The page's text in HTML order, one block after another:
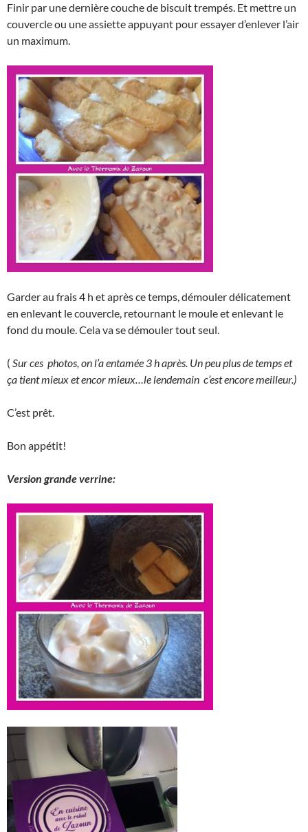
Finir par une dernière couche de biscuit trempés. Et mettre un
couvercle ou une assiette appuyant pour essayer d’enlever l’air
un maximum.
Garder au frais 4 h et après ce temps, démouler délicatement
en enlevant le couvercle, retournant le moule et enlevant le
fond du moule. Cela va se démouler tout seul.
( Sur ces photos, on l’a entamée 3 h après. Un peu plus de temps et
ça tient mieux et encor mieux…le lendemain c’est encore meilleur.)
C’est prêt.
Bon appétit!
Version grande verrine: